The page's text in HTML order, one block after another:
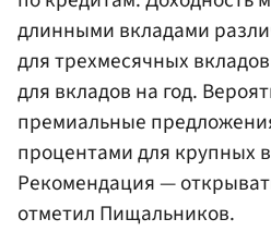
длинными вкладами
для трехмесячных
для вкладов на год.
премиальные
процентами для крупных
Рекомендация —
отметил Пищальников.